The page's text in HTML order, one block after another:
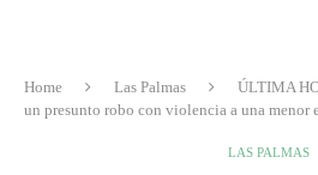
Home Las Palmas
ÚLTIMA
un presunto robo con violencia a una menor
LAS PALMAS